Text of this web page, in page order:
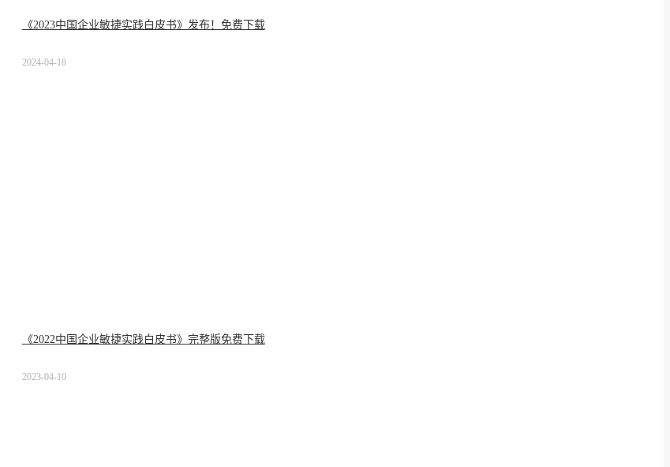
《2023中国企业敏捷实践白皮书》发布！免费下载
2024-04-18
《2022中国企业敏捷实践白皮书》完整版免费下载
2023-04-10